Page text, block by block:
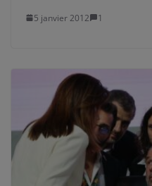
5 janvier 2012 1